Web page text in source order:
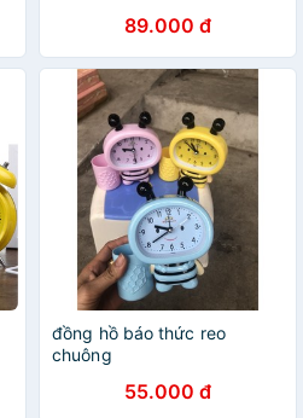
89.000 đ
đồng hồ báo thức reo
chuông
55.000 đ